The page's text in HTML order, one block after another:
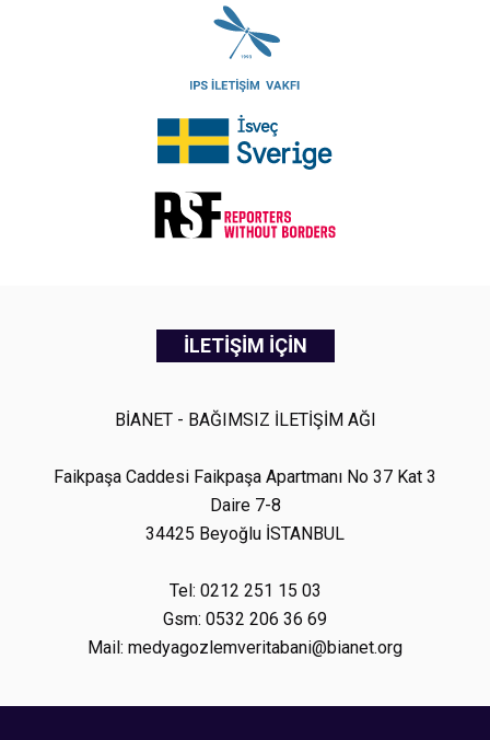
İLETİŞİM İÇİN
BİANET - BAĞIMSIZ İLETİŞİM AĞI
Faikpaşa Caddesi Faikpaşa Apartmanı No 37 Kat 3
Daire 7-8
34425 Beyoğlu İSTANBUL
Tel: 0212 251 15 03
Gsm: 0532 206 36 69
Mail: medyagozlemveritabani@bianet.org